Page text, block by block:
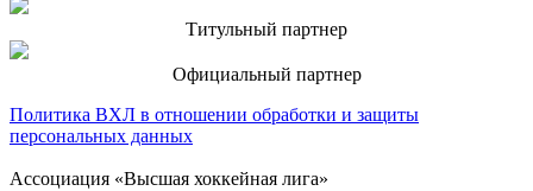
Титульный партнер
Официальный партнер
Политика ВХЛ в отношении обработки и защиты
персональных данных
Ассоциация «Высшая хоккейная лига»